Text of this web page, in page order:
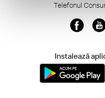
Telefonul
Instalează